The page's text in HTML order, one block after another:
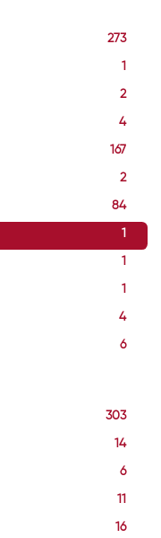
273
1
2
4
167
2
84
1
1
1
4
6
303
14
6
11
16